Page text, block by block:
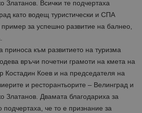
Златанов. Всички те подчертаха
като водещ туристически и СПА
за успешно развитие на балнео,
приноса към развитието на туризма
връчи почетни грамоти на кмета на
Коев и на председателя на
и ресторантьорите – Велинград и
Златанов. Двамата благодариха за
подчертаха, че то е признание за